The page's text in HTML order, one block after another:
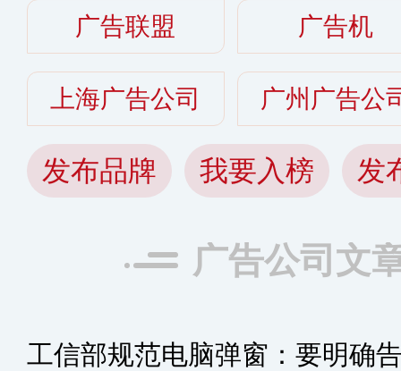
广告联盟 广告机
上海广告公司 广州广告公
发布品牌 我要入榜 发
广告公司文
工信部规范电脑弹窗：要明确